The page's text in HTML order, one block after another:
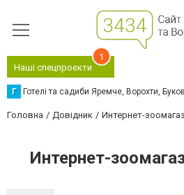
Наші спецпроєкти
1
Г Готелі та садиби Яремче, Ворохти,
Головна Довідник Интернет-
Интернет-